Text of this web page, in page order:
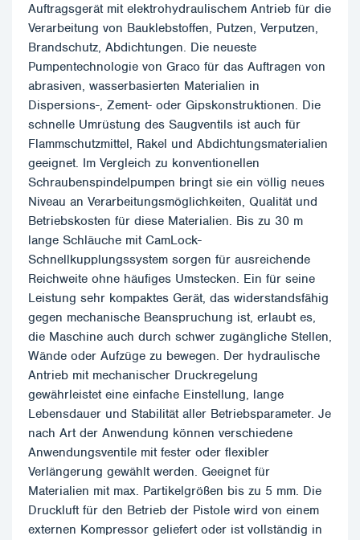
Auftragsgerät mit elektrohydraulischem Antrieb für die
Verarbeitung von Bauklebstoffen, Putzen, Verputzen,
Brandschutz, Abdichtungen. Die neueste
Pumpentechnologie von Graco für das Auftragen von
abrasiven, wasserbasierten Materialien in
Dispersions-, Zement- oder Gipskonstruktionen. Die
schnelle Umrüstung des Saugventils ist auch für
Flammschutzmittel, Rakel und Abdichtungsmaterialien
geeignet. Im Vergleich zu konventionellen
Schraubenspindelpumpen bringt sie ein völlig neues
Niveau an Verarbeitungsmöglichkeiten, Qualität und
Betriebskosten für diese Materialien. Bis zu 30 m
lange Schläuche mit CamLock-
Schnellkupplungssystem sorgen für ausreichende
Reichweite ohne häufiges Umstecken. Ein für seine
Leistung sehr kompaktes Gerät, das widerstandsfähig
gegen mechanische Beanspruchung ist, erlaubt es,
die Maschine auch durch schwer zugängliche Stellen,
Wände oder Aufzüge zu bewegen. Der hydraulische
Antrieb mit mechanischer Druckregelung
gewährleistet eine einfache Einstellung, lange
Lebensdauer und Stabilität aller Betriebsparameter. Je
nach Art der Anwendung können verschiedene
Anwendungsventile mit fester oder flexibler
Verlängerung gewählt werden. Geeignet für
Materialien mit max. Partikelgrößen bis zu 5 mm. Die
Druckluft für den Betrieb der Pistole wird von einem
externen Kompressor geliefert oder ist vollständig in